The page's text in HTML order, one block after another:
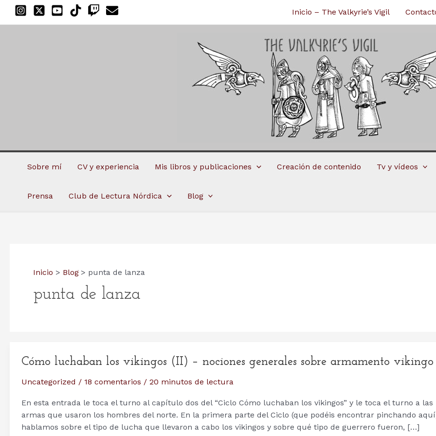
Inicio – The Valkyrie’s Vigil
Sobre mí CV y experiencia Mis libros y publicaciones Creación de contenido Tv y vídeos
Prensa Club de Lectura Nórdica Blog
Inicio Blog punta de lanza
punta de lanza
Cómo luchaban los vikingos (II) – nociones generales sobre armamento vikingo
Uncategorized / 18 comentarios / 20 minutos de lectura
En esta entrada le toca el turno al capítulo dos del “Ciclo Cómo luchaban los vikingos” y le toca el turno a las
armas que usaron los hombres del norte. En la primera parte del Ciclo (que podéis encontrar pinchando
hablamos sobre el tipo de lucha que llevaron a cabo los vikingos y sobre qué tipo de guerrero fueron, […]